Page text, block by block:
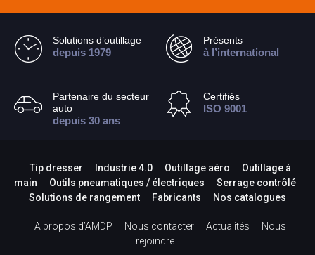
Solutions d’outillage
depuis 1979
Présents
à l’international
Partenaire du secteur
auto
depuis 30 ans
Certifiés
ISO 9001
Tip dresser Industrie 4.0 Outillage aéro
Outillage à
main
Outils pneumatiques / électriques
Serrage contrôlé
Solutions de rangement
Fabricants Nos catalogues
A propos d’AMDP Nous contacter Actualités
Nous
rejoindre